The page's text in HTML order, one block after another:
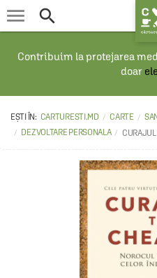
 
Contribuim la protejarea
doar
CARTURESTI.MD CARTE
DEZVOLTARE PERSONALA